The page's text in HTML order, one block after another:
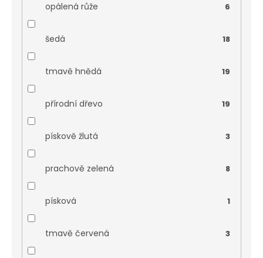
opálená růže 6
šedá 18
tmavě hnědá 19
přírodní dřevo 19
pískově žlutá 3
prachově zelená 8
písková 1
tmavě červená 3